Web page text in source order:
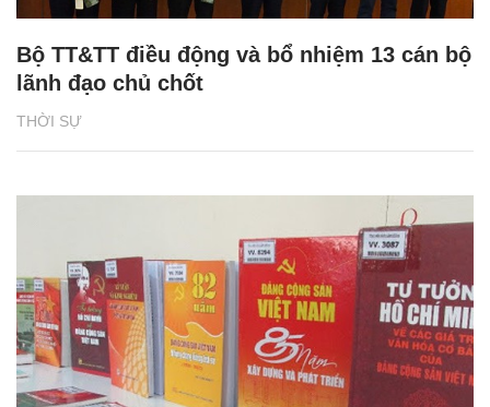
THỜI SỰ
Bộ TT&TT điều động và bổ nhiệm 13 cán bộ
lãnh đạo chủ chốt